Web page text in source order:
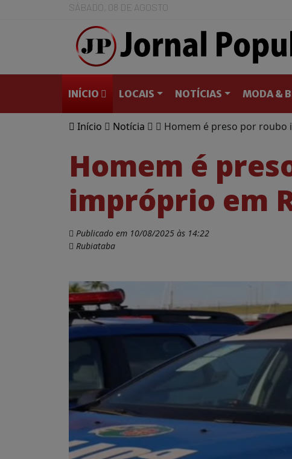
SÁBADO, 08 DE AGOSTO
INÍCIO LOCAIS NOTÍCIAS MODA &
Início Notícia Homem é preso por roubo
Homem é
impróprio em
Publicado em 10/08/2025 às 14:22
Rubiataba